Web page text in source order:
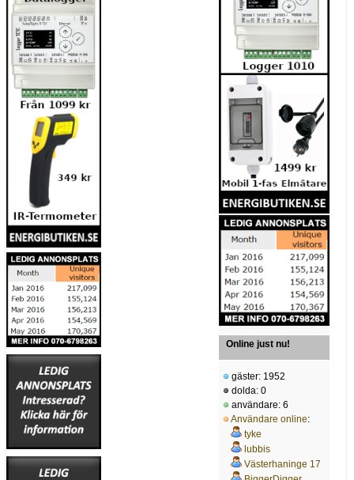
Online just nu!
gäster: 1952
dolda: 0
användare: 6
Användare online:
tyke
lubbis
Västerhaninge 17